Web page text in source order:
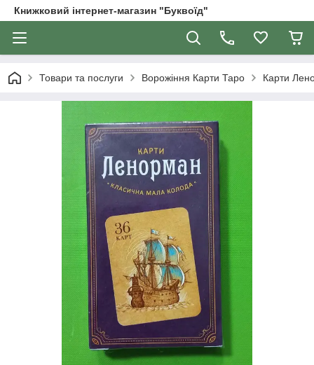
Книжковий інтернет-магазин "Буквоїд"
Товари та послуги Ворожіння Карти Таро Карти